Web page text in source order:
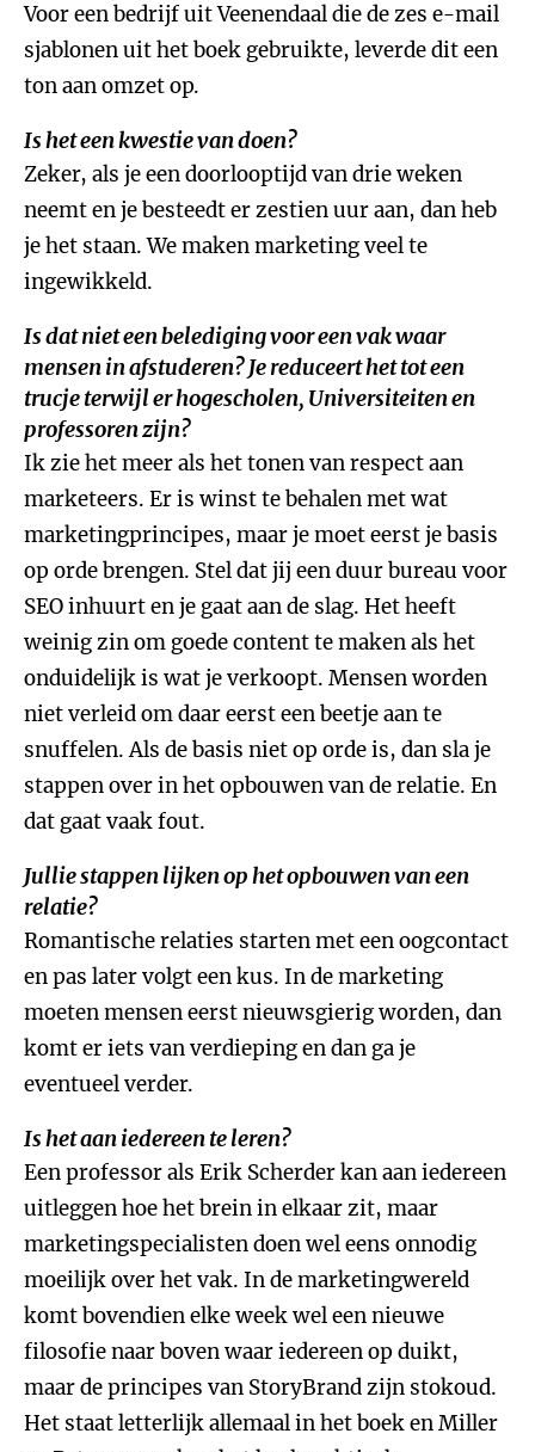
Voor een bedrijf uit Veenendaal die de zes e-mail
sjablonen uit het boek gebruikte, leverde dit een
ton aan omzet op.
Is het een kwestie van doen?
Zeker, als je een doorlooptijd van drie weken
neemt en je besteedt er zestien uur aan, dan heb
je het staan. We maken marketing veel te
ingewikkeld.
Is dat niet een belediging voor een vak waar
mensen in afstuderen? Je reduceert het tot een
trucje terwijl er hogescholen, Universiteiten en
professoren zijn?
Ik zie het meer als het tonen van respect aan
marketeers. Er is winst te behalen met wat
marketingprincipes, maar je moet eerst je basis
op orde brengen. Stel dat jij een duur bureau voor
SEO inhuurt en je gaat aan de slag. Het heeft
weinig zin om goede content te maken als het
onduidelijk is wat je verkoopt. Mensen worden
niet verleid om daar eerst een beetje aan te
snuffelen. Als de basis niet op orde is, dan sla je
stappen over in het opbouwen van de relatie. En
dat gaat vaak fout.
Jullie stappen lijken op het opbouwen van een
relatie?
Romantische relaties starten met een oogcontact
en pas later volgt een kus. In de marketing
moeten mensen eerst nieuwsgierig worden, dan
komt er iets van verdieping en dan ga je
eventueel verder.
Is het aan iedereen te leren?
Een professor als Erik Scherder kan aan iedereen
uitleggen hoe het brein in elkaar zit, maar
marketingspecialisten doen wel eens onnodig
moeilijk over het vak. In de marketingwereld
komt bovendien elke week wel een nieuwe
filosofie naar boven waar iedereen op duikt,
maar de principes van StoryBrand zijn stokoud.
Het staat letterlijk allemaal in het boek en Miller